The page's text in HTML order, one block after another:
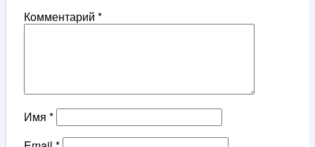
Комментарий *
Имя *